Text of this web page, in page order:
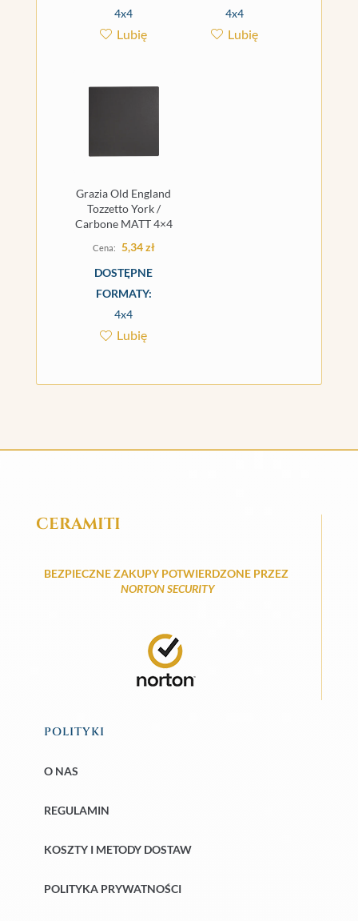
4x4
Lubię
4x4
Lubię
Grazia Old England
Tozzetto York /
Carbone MATT 4×4
5,34zł
DOSTĘPNE
FORMATY:
4x4
Lubię
CERAMITI
BEZPIECZNE ZAKUPY POTWIERDZONE PRZEZ
NORTON SECURITY
POLITYKI
O NAS
REGULAMIN
KOSZTY I METODY DOSTAW
POLITYKA PRYWATNOŚCI